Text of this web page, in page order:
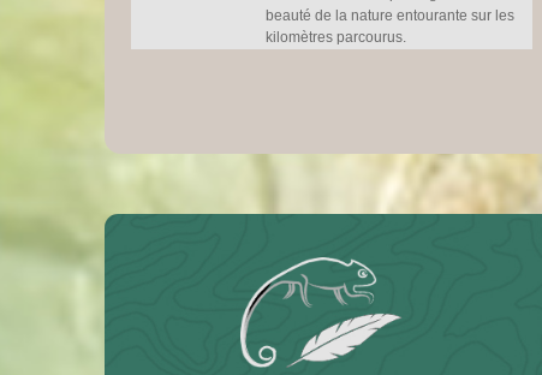
beauté de la nature entourante sur les
kilomètres parcourus.